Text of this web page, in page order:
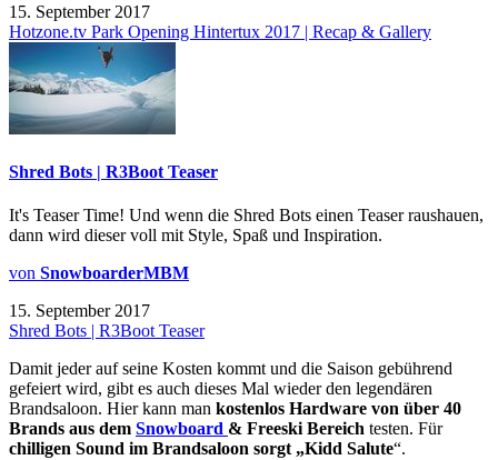
15. September 2017
Hotzone.tv Park Opening Hintertux 2017 | Recap & Gallery
Shred Bots | R3Boot Teaser
It's Teaser Time! Und wenn die Shred Bots einen Teaser raushauen,
dann wird dieser voll mit Style, Spaß und Inspiration.
von SnowboarderMBM
15. September 2017
Shred Bots | R3Boot Teaser
Damit jeder auf seine Kosten kommt und die Saison gebührend
gefeiert wird, gibt es auch dieses Mal wieder den legendären
Brandsaloon. Hier kann man kostenlos Hardware von über 40
Brands aus dem Snowboard & Freeski Bereich testen. Für
chilligen Sound im Brandsaloon sorgt „Kidd Salute“.